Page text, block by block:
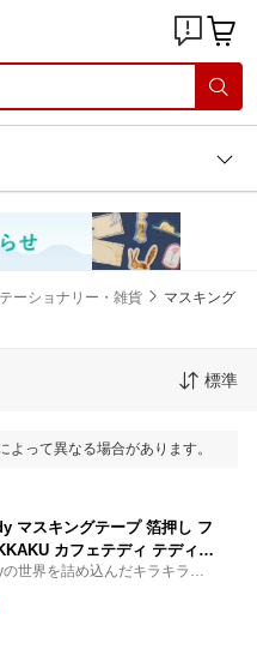
ーショナリー・雑貨
マスキング
標準
って異なる場合があります。
マスキングテープ 箔押し フ
カフェテディ テディベ
フェ カフェ風雑貨 ステーシ
ステ 可愛い くま スイーツ
世界を詰め込んだキラキラ箔押
グテープ 手帳デコやお手紙にち
えて可愛さをプラスしましょう♪